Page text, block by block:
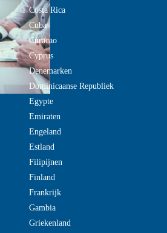
Costa Rica
Cuba
Curacao
Cyprus
Denemarken
Dominicaanse Republiek
Egypte
Emiraten
Engeland
Estland
Filipijnen
Finland
Frankrijk
Gambia
Griekenland